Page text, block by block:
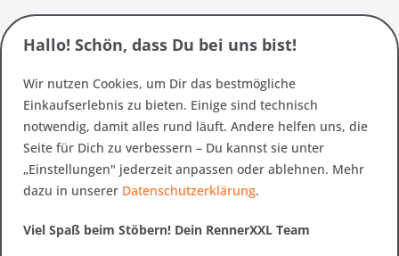
Hallo! Schön, dass Du bei uns bist!
Wir nutzen Cookies, um Dir das bestmögliche
Einkaufserlebnis zu bieten. Einige sind technisch
notwendig, damit alles rund läuft. Andere helfen uns, die
Seite für Dich zu verbessern – Du kannst sie unter
„Einstellungen" jederzeit anpassen oder ablehnen. Mehr
dazu in unserer Datenschutzerklärung.
Viel Spaß beim Stöbern! Dein RennerXXL Team